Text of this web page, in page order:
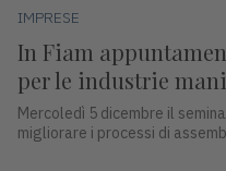
IMPRESE
In Fiam
per le industrie
Mercoledì 5 dicembre il
migliorare i processi di